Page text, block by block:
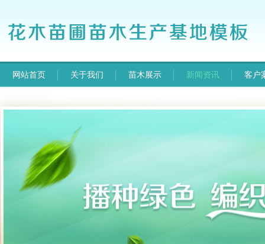
网站首页 关于我们 苗木展示 新闻资讯 客户